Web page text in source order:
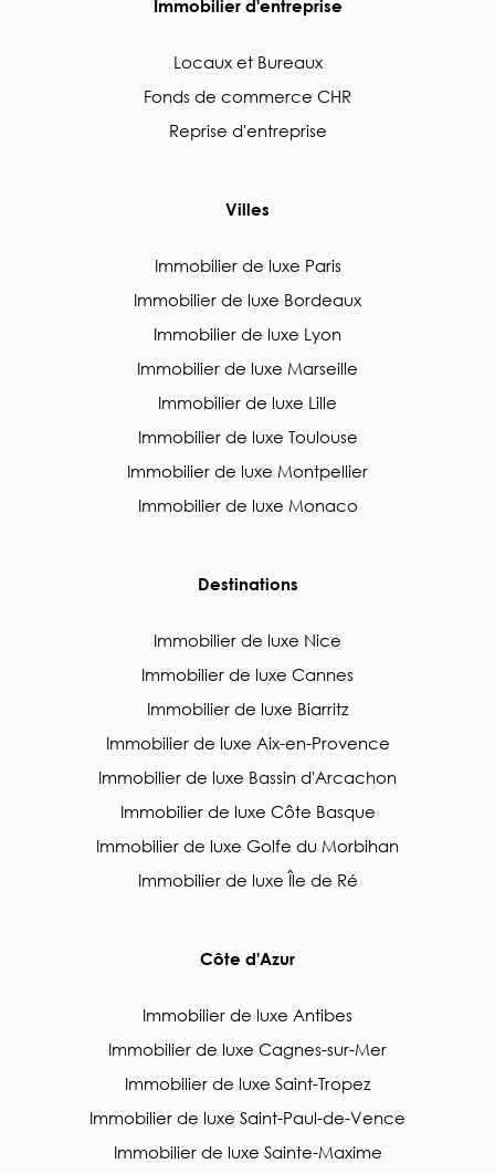
Immobilier d'entreprise
Locaux et Bureaux
Fonds de commerce CHR
Reprise d'entreprise
Villes
Immobilier de luxe Paris
Immobilier de luxe Bordeaux
Immobilier de luxe Lyon
Immobilier de luxe Marseille
Immobilier de luxe Lille
Immobilier de luxe Toulouse
Immobilier de luxe Montpellier
Immobilier de luxe Monaco
Destinations
Immobilier de luxe Nice
Immobilier de luxe Cannes
Immobilier de luxe Biarritz
Immobilier de luxe Aix-en-Provence
Immobilier de luxe Bassin d'Arcachon
Immobilier de luxe Côte Basque
Immobilier de luxe Golfe du Morbihan
Immobilier de luxe Île de Ré
Côte d'Azur
Immobilier de luxe Antibes
Immobilier de luxe Cagnes-sur-Mer
Immobilier de luxe Saint-Tropez
Immobilier de luxe Saint-Paul-de-Vence
Immobilier de luxe Sainte-Maxime